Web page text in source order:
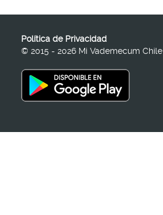
Política de Privacidad
© 2015 - 2026 Mi Vademecum Chile